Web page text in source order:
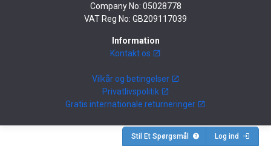
Company No: 05028778
VAT Reg No: GB209117039
Information
Kontakt os
Vilkår og betingelser
Privatlivspolitik
Gratis internationale returneringer
Stil Et Spørgsmål Log ind